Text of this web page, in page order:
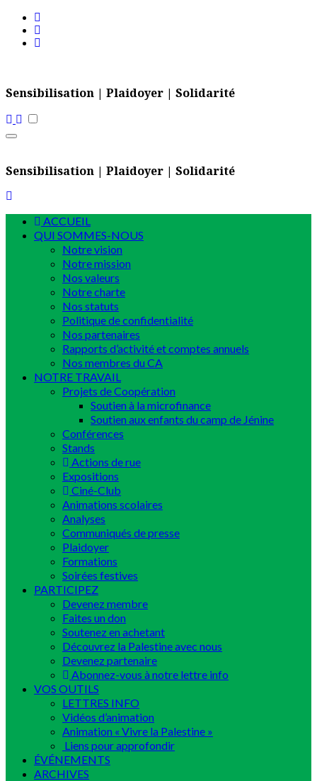
Skip
content
Sensibilisation | Plaidoyer | Solidarité
Sensibilisation | Plaidoyer | Solidarité
ACCUEIL
QUI SOMMES-NOUS
Notre vision
Notre mission
Nos valeurs
Notre charte
Nos statuts
Politique de confidentialité
Nos partenaires
Rapports d’activité et comptes annuels
Nos membres du CA
NOTRE TRAVAIL
Projets de Coopération
Soutien à la microfinance
Soutien aux enfants du camp de Jénine
Conférences
Stands
Actions de rue
Expositions
Ciné-Club
Animations scolaires
Analyses
Communiqués de presse
Plaidoyer
Formations
Soirées festives
PARTICIPEZ
Devenez membre
Faites un don
Soutenez en achetant
Découvrez la Palestine avec nous
Devenez partenaire
Abonnez-vous à notre lettre info
VOS OUTILS
LETTRES INFO
Vidéos d’animation
Animation « Vivre la Palestine »
Liens pour approfondir
ÉVÉNEMENTS
ARCHIVES